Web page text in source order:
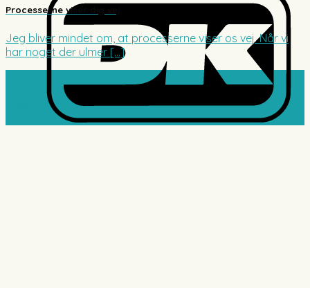
Processerne viser dig vej
Jeg bliver mindet om, at processerne viser os vej. Når vi
har noget der ulmer [...]